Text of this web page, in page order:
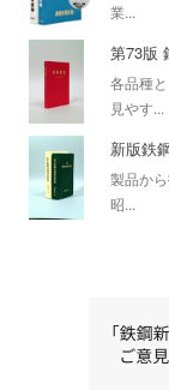
業...
第73版
各品種
見やす...
新版鉄
製品か
昭...